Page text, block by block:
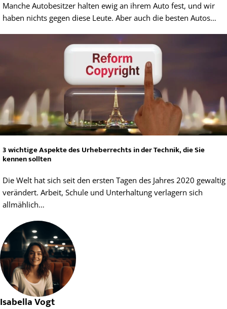
Manche Autobesitzer halten ewig an ihrem Auto fest, und wir
haben nichts gegen diese Leute. Aber auch die besten Autos…
3 wichtige Aspekte des Urheberrechts in der Technik, die Sie
kennen sollten
Die Welt hat sich seit den ersten Tagen des Jahres 2020 gewaltig
verändert. Arbeit, Schule und Unterhaltung verlagern sich
allmählich…
Isabella Vogt